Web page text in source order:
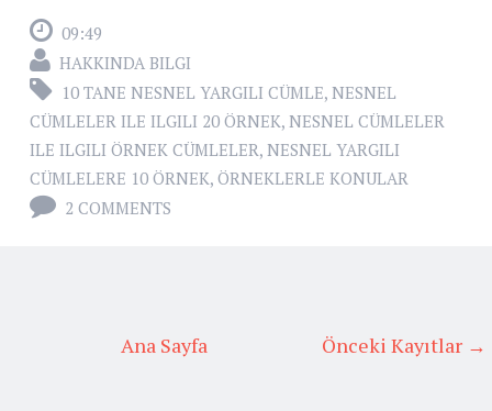
09:49
HAKKINDA BILGI
10 TANE NESNEL YARGILI CÜMLE, NESNEL
CÜMLELER ILE ILGILI 20 ÖRNEK, NESNEL CÜMLELER
ILE ILGILI ÖRNEK CÜMLELER, NESNEL YARGILI
CÜMLELERE 10 ÖRNEK, ÖRNEKLERLE KONULAR
2 COMMENTS
Önceki Kayıtlar →
Ana Sayfa